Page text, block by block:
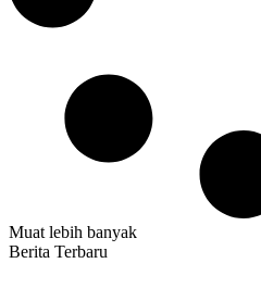
Muat lebih banyak
Berita Terbaru